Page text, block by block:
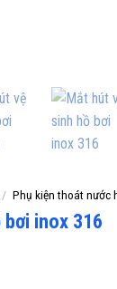
/ Phụ kiện thoát nước
inox 316